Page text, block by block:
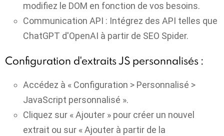
modifiez le DOM en fonction de vos besoins.
Communication API : Intégrez des API telles que
ChatGPT d'OpenAI à partir de SEO Spider.
Configuration d'extraits JS personnalisés :
Accédez à « Configuration > Personnalisé >
JavaScript personnalisé ».
Cliquez sur « Ajouter » pour créer un nouvel
extrait ou sur « Ajouter à partir de la